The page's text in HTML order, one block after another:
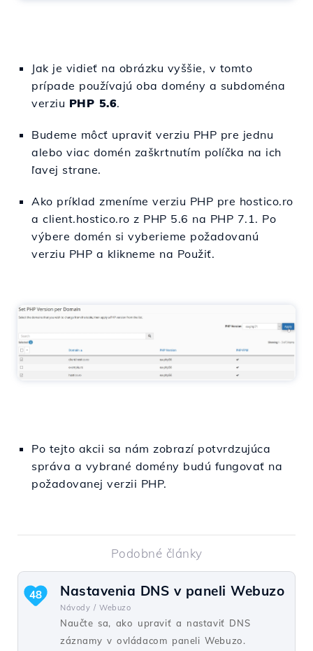
Jak je vidieť na obrázku vyššie, v tomto
prípade používajú oba domény a subdoména
verziu PHP 5.6.
Budeme môcť upraviť verziu PHP pre jednu
alebo viac domén zaškrtnutím políčka na ich
ľavej strane.
Ako príklad zmeníme verziu PHP pre hostico.ro
a client.hostico.ro z PHP 5.6 na PHP 7.1. Po
výbere domén si vyberieme požadovanú
verziu PHP a klikneme na Použiť.
Po tejto akcii sa nám zobrazí potvrdzujúca
správa a vybrané domény budú fungovať na
požadovanej verzii PHP.
Podobné články
Nastavenia DNS v paneli Webuzo
Návody / Webuzo
Naučte sa, ako upraviť a nastaviť DNS
záznamy v ovládacom paneli Webuzo.
48